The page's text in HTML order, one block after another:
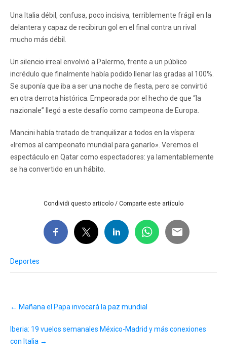
Una Italia débil, confusa, poco incisiva, terriblemente frágil en la
delantera y capaz de recibirun gol en el final contra un rival
mucho más débil.
Un silencio irreal envolvió a Palermo, frente a un público
incrédulo que finalmente había podido llenar las gradas al 100%.
Se suponía que iba a ser una noche de fiesta, pero se convirtió
en otra derrota histórica. Empeorada por el hecho de que “la
nazionale” llegó a este desafío como campeona de Europa.
Mancini había tratado de tranquilizar a todos en la víspera:
«Iremos al campeonato mundial para ganarlo». Veremos el
espectáculo en Qatar como espectadores: ya lamentablemente
se ha convertido en un hábito.
Condividi questo articolo / Comparte este artículo
Deportes
navigation
← Mañana el Papa invocará la paz mundial
Iberia: 19 vuelos semanales México-Madrid y más conexiones
con Italia →